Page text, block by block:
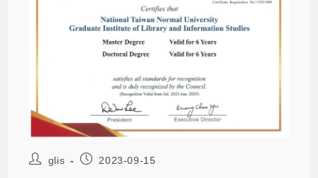
glis 2023-09-15